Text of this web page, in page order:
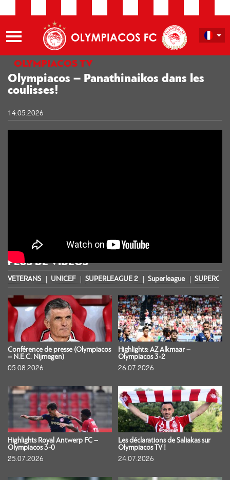
OLYMPIACOS TV
Olympiacos​ – Panathinaikos dans les
coulisses!
14.05.2026
PLUS DE VIDÉOS
VÉTÉRANS UNICEF SUPERLEAGUE 2 Superleague
Conférence de presse (Olympiacos
– N.E.C. Nijmegen)
05.08.2026
Highlights: AZ Alkmaar –
Olympiacos 3-2
26.07.2026
Highlights Royal Antwerp FC –
Olympiacos 3-0
25.07.2026
Les déclarations de Saliakas sur
Olympiacos TV !
24.07.2026